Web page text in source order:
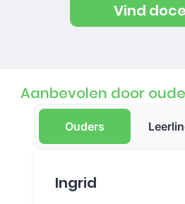
Vind
Aanbevolen door
Ouders
Ingrid